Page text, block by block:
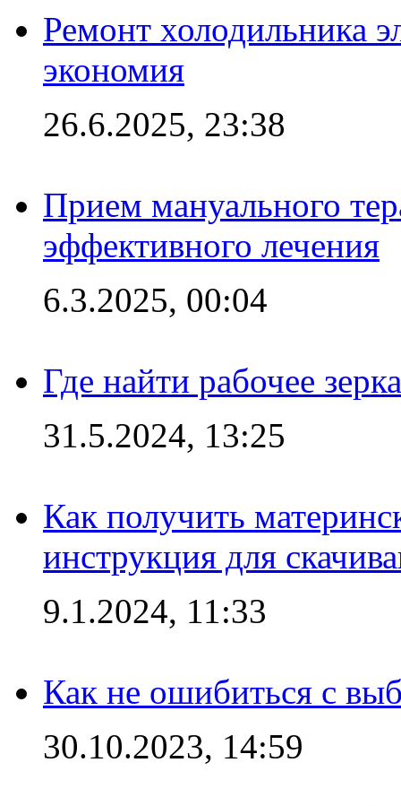
Ремонт холодильника
экономия
26.6.2025, 23:38
Прием мануального
эффективного лечения
6.3.2025, 00:04
Где найти рабочее
31.5.2024, 13:25
Как получить
инструкция для
9.1.2024, 11:33
Как не ошибиться с
30.10.2023, 14:59